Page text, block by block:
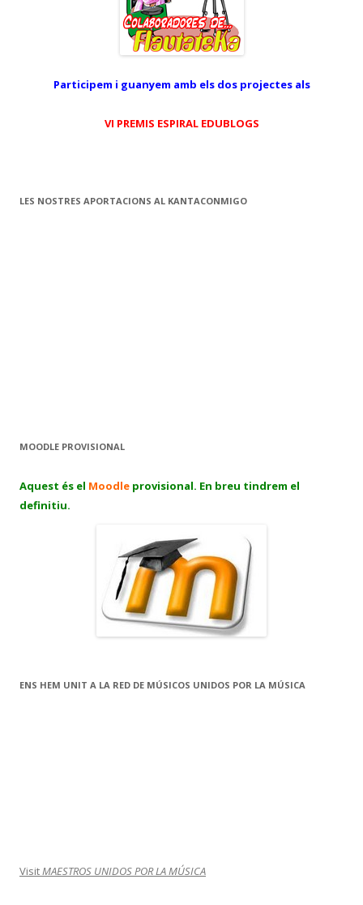
Participem i guanyem amb els dos projectes als
VI PREMIS ESPIRAL EDUBLOGS
LES NOSTRES APORTACIONS AL KANTACONMIGO
MOODLE PROVISIONAL
Aquest és el Moodle provisional. En breu tindrem el
definitiu.
ENS HEM UNIT A LA RED DE MÚSICOS UNIDOS POR LA MÚSICA
VisitMAESTROS UNIDOS POR LA MÚSICA